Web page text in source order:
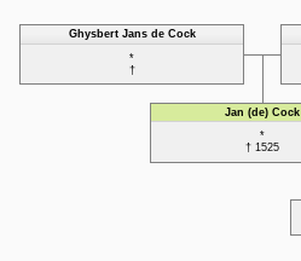
Ghysbert Jans de Cock
*
†
Jan (de) Cock
*
† 1525